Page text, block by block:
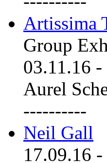
Artissima
Group
03.11.16 -
Aurel
----------
Neil Gall
17.09.16 -